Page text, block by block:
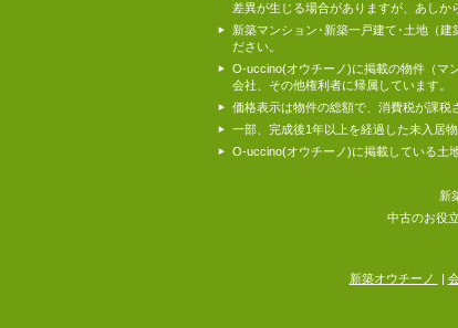
差異が生じる場合がありますが、あしか
新築マンション･新築一戸建て･土地（
ださい。
O-uccino(オウチーノ)に掲載の物件（マ
会社、その他権利者に帰属しています。
価格表示は物件の総額で、消費税が課税
一部、完成後1年以上を経過した未入居
O-uccino(オウチーノ)に掲載している土
新
中古のお役
新築オウチーノ